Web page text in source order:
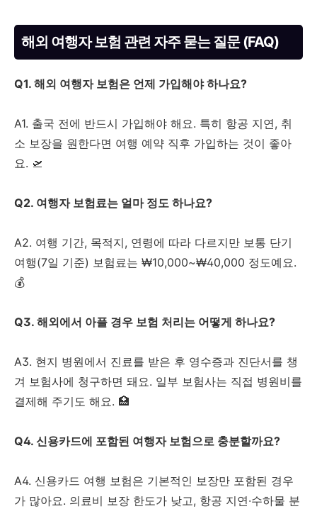
해외 여행자 보험 관련 자주 묻는 질문 (FAQ)
Q1. 해외 여행자 보험은 언제 가입해야 하나요?
A1. 출국 전에 반드시 가입해야 해요. 특히 항공 지연, 취
소 보장을 원한다면 여행 예약 직후 가입하는 것이 좋아
요. 🛫
Q2. 여행자 보험료는 얼마 정도 하나요?
A2. 여행 기간, 목적지, 연령에 따라 다르지만 보통 단기
여행(7일 기준) 보험료는 ₩10,000~₩40,000 정도예요.
💰
Q3. 해외에서 아플 경우 보험 처리는 어떻게 하나요?
A3. 현지 병원에서 진료를 받은 후 영수증과 진단서를 챙
겨 보험사에 청구하면 돼요. 일부 보험사는 직접 병원비를
결제해 주기도 해요. 🏥
Q4. 신용카드에 포함된 여행자 보험으로 충분할까요?
A4. 신용카드 여행 보험은 기본적인 보장만 포함된 경우
가 많아요. 의료비 보장 한도가 낮고, 항공 지연·수하물 분